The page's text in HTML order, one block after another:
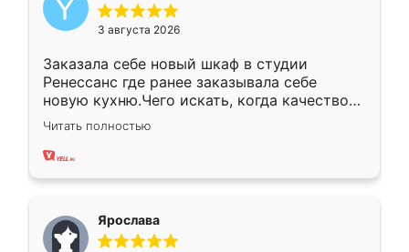
3 августа 2026
Заказала себе новый шкаф в студии
Ренессанс где ранее заказывала себе
новую кухню.Чего искать, когда качеством
вполне довольна. Служит кухня уже почти
два года, нареканий нет.
Читать полностью
Ярослава